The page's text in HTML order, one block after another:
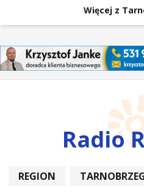
Więcej z
Radio
REGION